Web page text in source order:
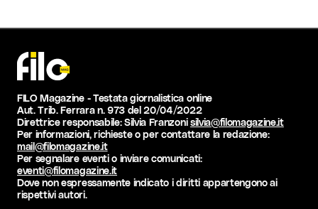
FILO Magazine - Testata giornalistica online
Aut. Trib. Ferrara n. 973 del 20/04/2022
Direttrice responsabile: Silvia Franzonisilvia@filomagazine.it
Per informazioni, richieste o per contattare la redazione:
mail@filomagazine.it
Per segnalare eventi o inviare comunicati:
eventi@filomagazine.it
Dove non espressamente indicato i diritti appartengono ai
rispettivi autori.